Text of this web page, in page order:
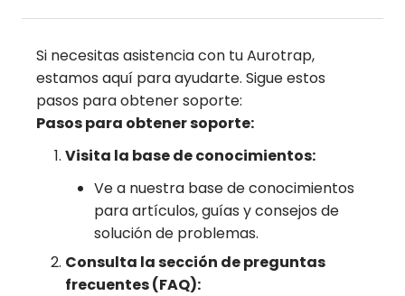
Si necesitas asistencia con tu Aurotrap,
estamos aquí para ayudarte. Sigue estos
pasos para obtener soporte:
Pasos para obtener soporte:
Visita la base de conocimientos:
Ve a nuestra base de conocimientos
para artículos, guías y consejos de
solución de problemas.
Consulta la sección de preguntas
frecuentes (FAQ):